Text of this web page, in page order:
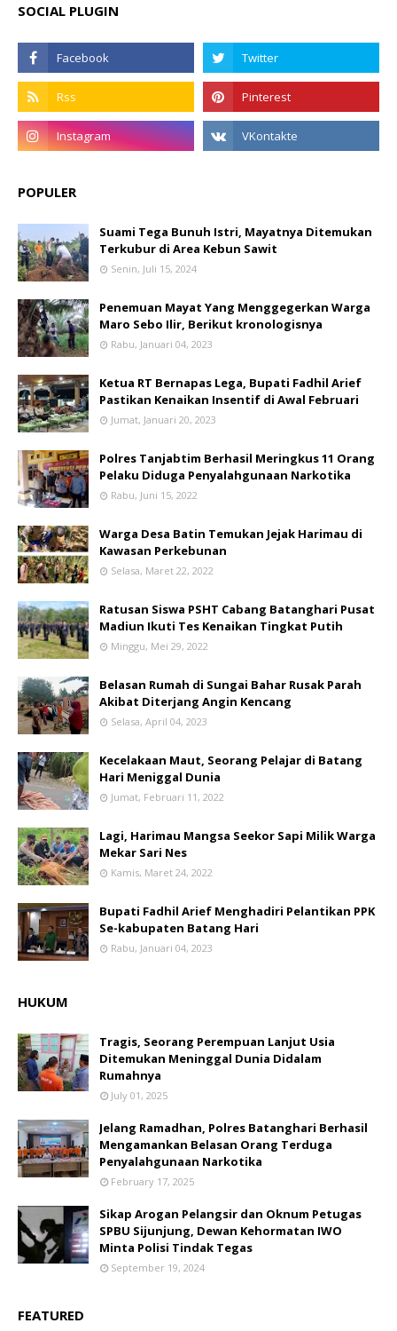
SOCIAL PLUGIN
POPULER
Suami Tega Bunuh Istri, Mayatnya Ditemukan
Terkubur di Area Kebun Sawit
Senin, Juli 15, 2024
Penemuan Mayat Yang Menggegerkan Warga
Maro Sebo Ilir, Berikut kronologisnya
Rabu, Januari 04, 2023
Ketua RT Bernapas Lega, Bupati Fadhil Arief
Pastikan Kenaikan Insentif di Awal Februari
Jumat, Januari 20, 2023
Polres Tanjabtim Berhasil Meringkus 11 Orang
Pelaku Diduga Penyalahgunaan Narkotika
Rabu, Juni 15, 2022
Warga Desa Batin Temukan Jejak Harimau di
Kawasan Perkebunan
Selasa, Maret 22, 2022
Ratusan Siswa PSHT Cabang Batanghari Pusat
Madiun Ikuti Tes Kenaikan Tingkat Putih
Minggu, Mei 29, 2022
Belasan Rumah di Sungai Bahar Rusak Parah
Akibat Diterjang Angin Kencang
Selasa, April 04, 2023
Kecelakaan Maut, Seorang Pelajar di Batang
Hari Meniggal Dunia
Jumat, Februari 11, 2022
Lagi, Harimau Mangsa Seekor Sapi Milik Warga
Mekar Sari Nes
Kamis, Maret 24, 2022
Bupati Fadhil Arief Menghadiri Pelantikan PPK
Se-kabupaten Batang Hari
Rabu, Januari 04, 2023
HUKUM
Tragis, Seorang Perempuan Lanjut Usia
Ditemukan Meninggal Dunia Didalam
Rumahnya
July 01, 2025
Jelang Ramadhan, Polres Batanghari Berhasil
Mengamankan Belasan Orang Terduga
Penyalahgunaan Narkotika
February 17, 2025
Sikap Arogan Pelangsir dan Oknum Petugas
SPBU Sijunjung, Dewan Kehormatan IWO
Minta Polisi Tindak Tegas
September 19, 2024
FEATURED